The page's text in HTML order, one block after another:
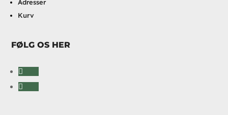
Adresser
Kurv
FØLG OS HER